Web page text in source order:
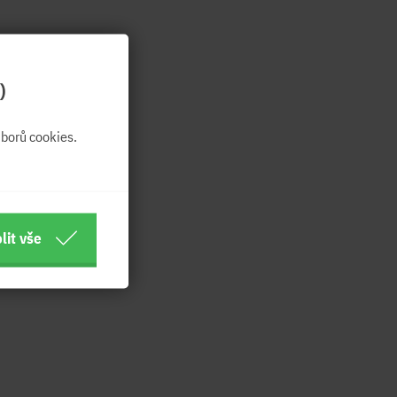
cookies.
vše